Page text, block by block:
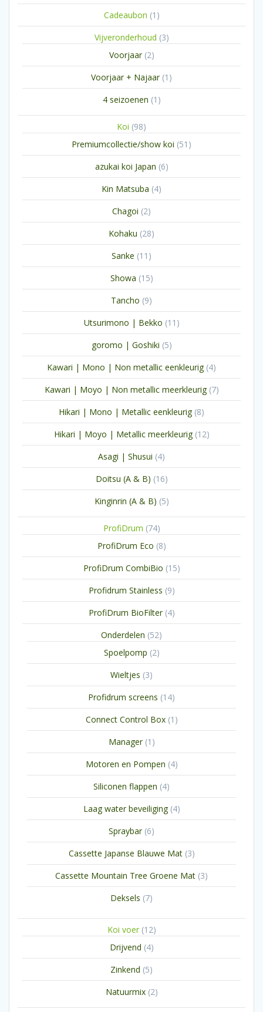
Cadeaubon 1 1
product
Vijveronderhoud 33
Voorjaar 22
producten
Voorjaar + Najaar 1 1
product
4 seizoenen 1 1
Koi 9898
producten
Premiumcollectie/show koi 51 51
producten
azukai koi Japan 66
producten
Kin Matsuba 44
producten
Chagoi 22
producten
Kohaku 2828
producten
Sanke 11 11
producten
Showa 1515
producten
Tancho 99
producten
Utsurimono | Bekko 11 11
producten
goromo | Goshiki 55
producten
Kawari | Mono | Non metallic eenkleurig 44
producten
Kawari | Moyo | Non metallic meerkleurig 77
producten
Hikari | Mono | Metallic eenkleurig 88
producten
Hikari | Moyo | Metallic meerkleurig 1212
producten
Asagi | Shusui 44
producten
Doitsu (A & B) 1616
producten
Kinginrin (A & B) 55
ProfiDrum 7474
ProfiDrum Eco 88
producten
ProfiDrum CombiBio 1515
producten
Profidrum Stainless 99
producten
ProfiDrum BioFilter 44
producten
Onderdelen 5252
Spoelpomp 22
producten
Wieltjes 33
producten
Profidrum screens 1414
producten
Connect Control Box 1 1
product
Manager 1 1
product
Motoren en Pompen 44
producten
Siliconen flappen 44
producten
Laag water beveiliging 44
producten
Spraybar 66
producten
Cassette Japanse Blauwe Mat 33
producten
Cassette Mountain Tree Groene Mat 33
producten
Deksels 77
Koi voer 1212
Drijvend 44
producten
Zinkend 55
producten
Natuurmix 22